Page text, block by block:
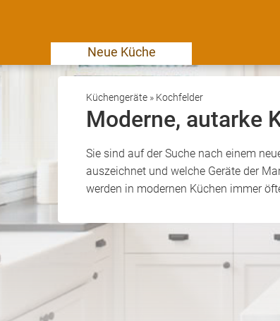
Neue Küche
Küchengeräte » Kochfelder
Moderne, autarke
Sie sind auf der Suche nach einem
auszeichnet und welche Geräte der
werden in modernen Küchen immer